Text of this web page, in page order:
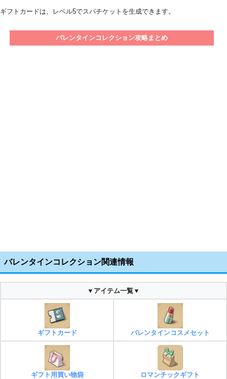
ギフトカードは、レベル5でスパチケットを生成できます。
バレンタインコレクション攻略まとめ
バレンタインコレクション関連情報
▼アイテム一覧▼
ギフトカード バレンタインコスメセット
ギフト用買い物袋 ロマンチックギフト